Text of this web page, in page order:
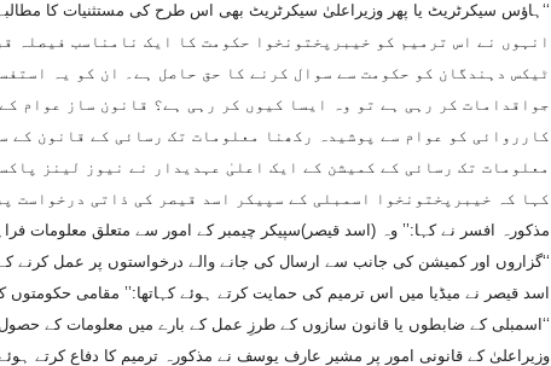
ہاؤس سیکرٹریٹ یا پھر وزیراعلیٰ سیکرٹریٹ بھی اس طرح کی مستثنیات کا مطالبہ کریں گے۔‘‘
انہوں نے اس ترمیم کو خیبرپختونخوا حکومت کا ایک نامناسب فیصلہ
ٹیکس دہندگان کو حکومت سے سوال کرنے کا حق حاصل ہے۔ ان کو یہ
جواقدامات کر رہی ہے تو وہ ایسا کیوں کر رہی ہے؟ قانون ساز عوام
کارروائی کو عوام سے پوشیدہ رکھنا معلومات تک رسائی کے قانون کے
معلومات تک رسائی کے کمیشن کے ایک اعلیٰ عہدیدار نے نیوز لینز
کہا کہ خیبرپختونخوا اسمبلی کے سپیکر اسد قیصر کی ذاتی درخواست
مذکورہ افسر نے کہا:’’ وہ (اسد قیصر)سپیکر چیمبر کے امور سے متعلق معلومات
گزاروں اور کمیشن کی جانب سے ارسال کی جانے والے درخواستوں پر عمل کرنے کے حوالے سے تذبذب کا شکار تھے۔‘‘
اسد قیصر نے میڈیا میں اس ترمیم کی حمایت کرتے ہوئے کہاتھا:’’ مقامی حکومتوں
اسمبلی کے ضابطوں یا قانون سازوں کے طرزِ عمل کے بارے میں معلومات کے حصول کی کوئی ضرورت نہیں رہی۔‘‘
وزیراعلیٰ کے قانونی امور پر مشیر عارف یوسف نے مذکورہ ترمیم کا دفاع کرتے